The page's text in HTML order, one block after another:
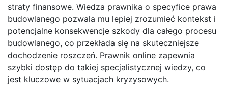
straty finansowe. Wiedza prawnika o specyfice prawa
budowlanego pozwala mu lepiej zrozumieć kontekst i
potencjalne konsekwencje szkody dla całego procesu
budowlanego, co przekłada się na skuteczniejsze
dochodzenie roszczeń. Prawnik online zapewnia
szybki dostęp do takiej specjalistycznej wiedzy, co
jest kluczowe w sytuacjach kryzysowych.